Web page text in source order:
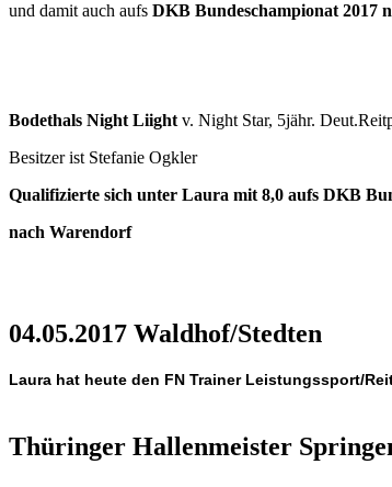
und damit auch aufs DKB Bundeschampionat 2017
Bodethals Night Liightv. Night Star, 5jähr.
Besitzer ist Stefanie Ogkler
Qualifizierte sich unter Laura mit 8,0 aufs DKB
nach Warendorf
04.05.2017 Waldhof/Stedten
Laura hat heute den FN Trainer Leistungssport/
Thüringer Hallenmeister